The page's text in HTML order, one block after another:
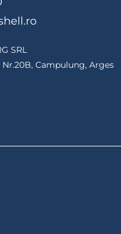
SRL
Campulung, Arges